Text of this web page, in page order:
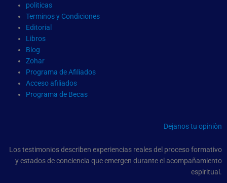
politicas
Terminos y Condiciones
Editorial
Libros
Blog
Zohar
Programa de Afiliados
Acceso afiliados
Programa de Becas
Dejanos tu opiniòn
Los testimonios describen experiencias reales del proceso formativo
y estados de conciencia que emergen durante el acompañamiento
espiritual.